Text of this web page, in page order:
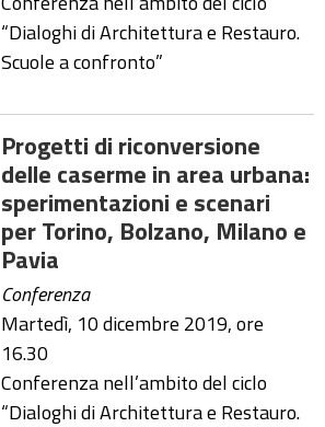
“Dialoghi di Architettura e Restauro.
Scuole a confronto”
Progetti di riconversione
delle caserme in area urbana:
sperimentazioni e scenari
per Torino, Bolzano, Milano e
Pavia
Conferenza
Martedì, 10 dicembre 2019, ore
16.30
Conferenza nell’ambito del ciclo
“Dialoghi di Architettura e Restauro.